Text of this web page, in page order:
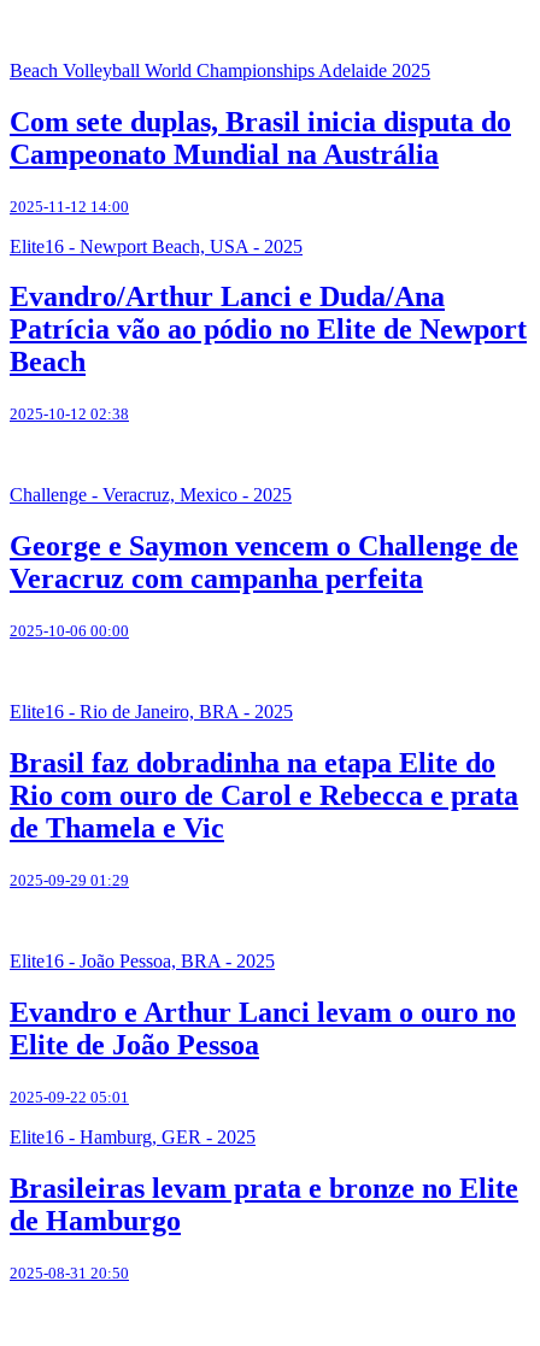
Beach Volleyball World Championships Adelaide 2025
Com sete duplas, Brasil inicia disputa do
Campeonato Mundial na Austrália
2025-11-12 14:00
Elite16 - Newport Beach, USA - 2025
Evandro/Arthur Lanci e Duda/Ana
Patrícia vão ao pódio no Elite de Newport
Beach
2025-10-12 02:38
Challenge - Veracruz, Mexico - 2025
George e Saymon vencem o Challenge de
Veracruz com campanha perfeita
2025-10-06 00:00
Elite16 - Rio de Janeiro, BRA - 2025
Brasil faz dobradinha na etapa Elite do
Rio com ouro de Carol e Rebecca e prata
de Thamela e Vic
2025-09-29 01:29
Elite16 - João Pessoa, BRA - 2025
Evandro e Arthur Lanci levam o ouro no
Elite de João Pessoa
2025-09-22 05:01
Elite16 - Hamburg, GER - 2025
Brasileiras levam prata e bronze no Elite
de Hamburgo
2025-08-31 20:50